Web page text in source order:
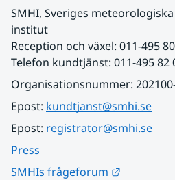
SMHI, Sveriges
institut
Reception och växel: 011-495
Telefon kundtjänst: 011-495 82
Organisationsnummer:
Epost: kundtjanst@smhi.se
Epost: registrator@smhi.se
Press
SMHIs frågeforum